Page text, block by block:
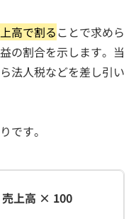
高で割ることで求めら
の割合を示します。当
法人税などを差し引い
です。
売上高 × 100